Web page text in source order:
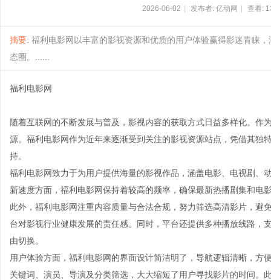
2026-06-02 发布者: 亿动网 查看:
摘要: 福利电影网以丰富的影视资源和优质的用户体验赢得影迷青睐
态圈。......
福利电影网
随着互联网的不断发展与普及，影视内容的获取方式日益多样化。
源。福利电影网作为近年来逐渐受到关注的影视资源站点，凭借其独
持。
福利电影网致力于为用户提供海量的影视作品，涵盖电影、电视剧、
新速度方面，福利电影网保持着较高的频率，确保最新热播剧集和电
此外，福利电影网注重内容质量与合法合规，努力筛选高清影片，
台对影视行业健康发展的责任感。同时，平台还提供多种播放线路
由切换。
用户体验方面，福利电影网的界面设计简洁明了，导航逻辑清晰，
关键词、演员、导演及分类筛选，大大缩短了用户寻找影片的时间